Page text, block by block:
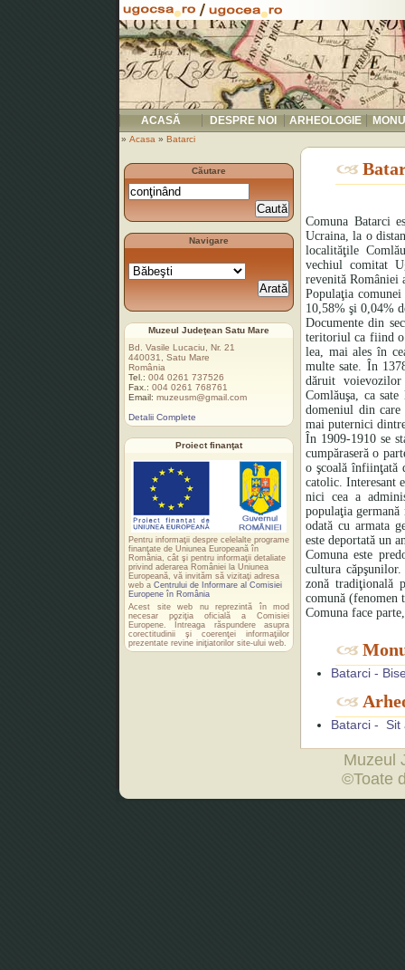
Comuna Batarci
Ucraina, la o
localităţile
vechiul comitat
revenită României
Populaţia
10,58% şi 0,04%
Documente din
teritoriul ca fiind o
lea, mai ales în
multe sate. În
dăruit
Comlăuşa, ca
domeniul din
mai puternici
În 1909-1910 se
cumpăraseră o
o şcoală înfiinţată
catolic. Interesant
nici cea a
populaţia germană
odată cu armata
este deportată un
Comuna este
cultura
zonă tradiţională
comună (fenomen
Comuna face
Batarci -
Batarci - Sit
Căutare
Navigare
Muzeul Judeţean Satu Mare
Bd. Vasile Lucaciu, Nr. 21
440031, Satu Mare
România
Tel.: 004 0261 737526
Fax.: 004 0261 768761
Email: muzeusm@gmail.com
Detalii Complete
Proiect finanţat
Pentru informaţii despre celelalte programe
finanţate de Uniunea Europeană în
România, cât şi pentru informaţii detaliate
privind aderarea României la Uniunea
Europeană, vă invităm să vizitaţi adresa
web a Centrului de Informare al Comisiei
Europene în România
Acest site web nu reprezintă în mod
necesar poziţia oficială a Comisiei
Europene. Întreaga răspundere asupra
corectitudinii şi coerenţei informaţiilor
prezentate revine iniţiatorilor site-ului web.
Muzeul
©Toate
ACASĂ DESPRE NOI ARHEOLOGIE
» Acasa » Batarci